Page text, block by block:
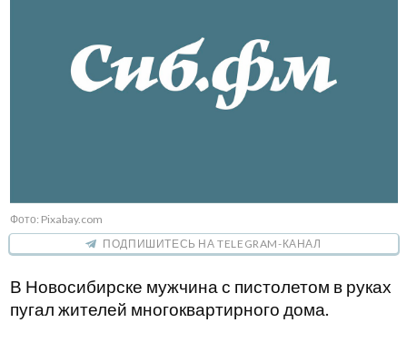
Фото: Pixabay.com
ПОДПИШИТЕСЬ НА TELEGRAM-КАНАЛ
В Новосибирске мужчина с пистолетом в руках
пугал жителей многоквартирного дома.